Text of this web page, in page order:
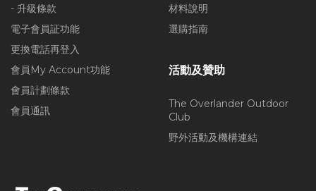
- 升級條款
電子會員証功能
更換電話再登入
會員My Account功能
會員計劃條款
會員通訊
材料說明
選購指南
活動及贊助
The Overlander Outdoor
Club
野外活動及機構連結